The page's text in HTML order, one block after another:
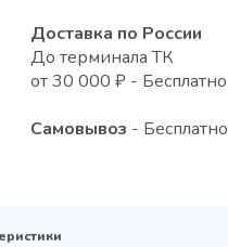
Доставка по России
До терминала ТК
от 30 000 ₽ - Бесплатно
Самовывоз - Бесплатно